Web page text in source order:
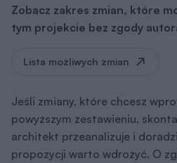
Zobacz zakres zmian, które
tym projekcie bez zgody
Lista możliwych zmian
Jeśli zmiany, które chcesz
powyższym zestawieniu,
architekt przeanalizuje i
propozycji warto wdrożyć. O